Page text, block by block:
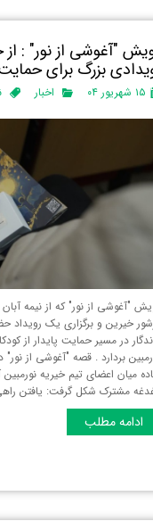
"آغوشی از نور" :
بزرگ برای حمایت
۱۵ شهریور ۰۴ اخبار
خیرین و برگزاری یک رویداد
در مسیر حمایت پایدار
میان اعضای تیم خیریه
مشترک شکل گرفت: یافتن
ادامه مطلب